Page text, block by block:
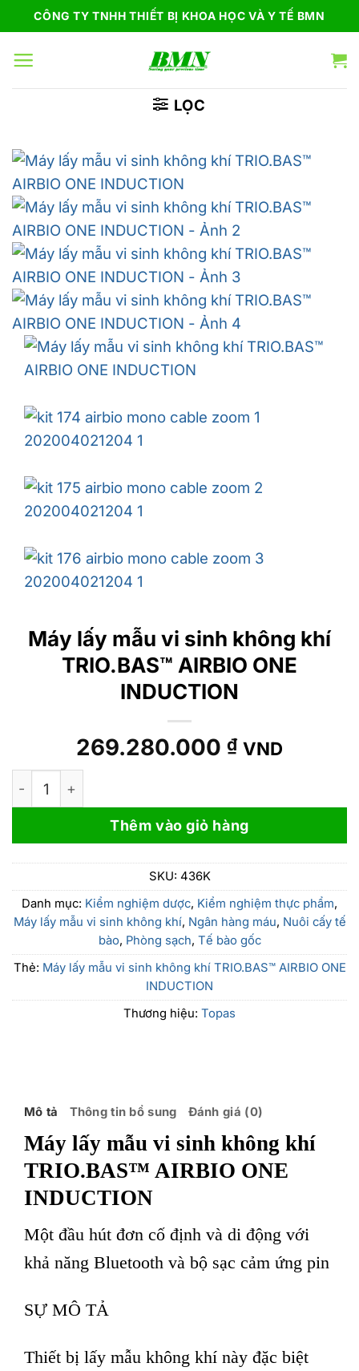
qua
nội
CÔNG TY TNHH THIẾT BỊ KHOA HỌC VÀ Y TẾ BMN
LỌC
Máy lấy mẫu vi sinh không khí
TRIO.BAS™ AIRBIO ONE
INDUCTION
269.280.000 ₫ VND
Máy lấy mẫu vi sinh không khí TRIO.BAS™ AIRBIO
Thêm vào giỏ hàng
SKU: 436K
Danh mục: Kiểm nghiệm dược, Kiểm nghiệm thực phẩm,
Máy lấy mẫu vi sinh không khí, Ngân hàng máu, Nuôi cấy tế
bào, Phòng sạch, Tế bào gốc
Thẻ: Máy lấy mẫu vi sinh không khí TRIO.BAS™ AIRBIO ONE
INDUCTION
Thương hiệu: Topas
Mô tả Thông tin bổ sung Đánh giá (0)
Máy lấy mẫu vi sinh không khí
TRIO.BAS™ AIRBIO ONE
INDUCTION
Một đầu hút đơn cố định và di động với
khả năng Bluetooth và bộ sạc cảm ứng pin
SỰ MÔ TẢ
Thiết bị lấy mẫu không khí này đặc biệt